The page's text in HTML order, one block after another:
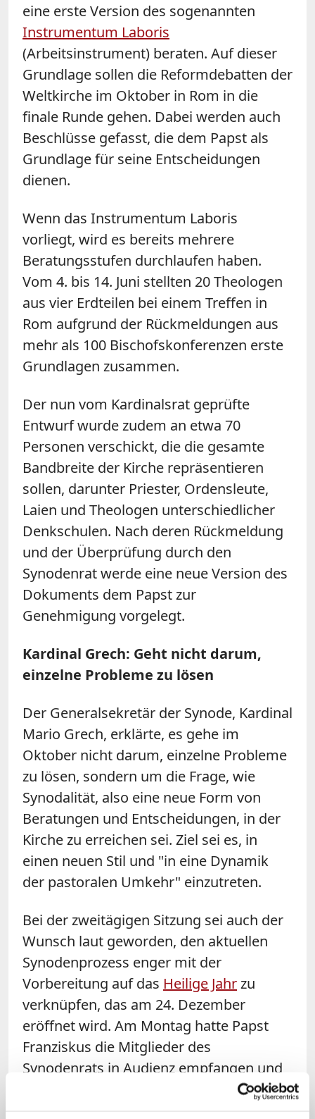
eine erste Version des sogenannten
Instrumentum Laboris
(Arbeitsinstrument) beraten. Auf dieser
Grundlage sollen die Reformdebatten der
Weltkirche im Oktober in Rom in die
finale Runde gehen. Dabei werden auch
Beschlüsse gefasst, die dem Papst als
Grundlage für seine Entscheidungen
dienen.
Wenn das Instrumentum Laboris
vorliegt, wird es bereits mehrere
Beratungsstufen durchlaufen haben.
Vom 4. bis 14. Juni stellten 20 Theologen
aus vier Erdteilen bei einem Treffen in
Rom aufgrund der Rückmeldungen aus
mehr als 100 Bischofskonferenzen erste
Grundlagen zusammen.
Der nun vom Kardinalsrat geprüfte
Entwurf wurde zudem an etwa 70
Personen verschickt, die die gesamte
Bandbreite der Kirche repräsentieren
sollen, darunter Priester, Ordensleute,
Laien und Theologen unterschiedlicher
Denkschulen. Nach deren Rückmeldung
und der Überprüfung durch den
Synodenrat werde eine neue Version des
Dokuments dem Papst zur
Genehmigung vorgelegt.
Kardinal Grech: Geht nicht darum,
einzelne Probleme zu lösen
Der Generalsekretär der Synode, Kardinal
Mario Grech, erklärte, es gehe im
Oktober nicht darum, einzelne Probleme
zu lösen, sondern um die Frage, wie
Synodalität, also eine neue Form von
Beratungen und Entscheidungen, in der
Kirche zu erreichen sei. Ziel sei es, in
einen neuen Stil und "in eine Dynamik
der pastoralen Umkehr" einzutreten.
Bei der zweitägigen Sitzung sei auch der
Wunsch laut geworden, den aktuellen
Synodenprozess enger mit der
Vorbereitung auf das Heilige Jahrzu
verknüpfen, das am 24. Dezember
eröffnet wird. Am Montag hatte Papst
Franziskus die Mitglieder des
Synodenrats in Audienz empfangen und
sie ermutigt, ihre Arbeit fortzusetzen.